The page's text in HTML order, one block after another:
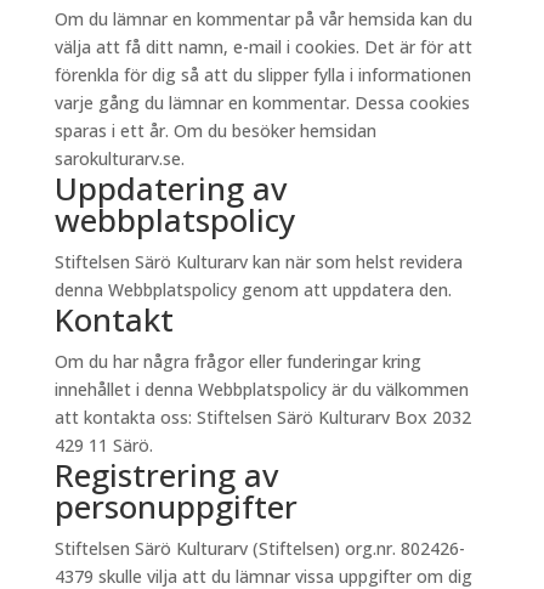
Om du lämnar en kommentar på vår hemsida kan du
välja att få ditt namn, e-mail i cookies. Det är för att
förenkla för dig så att du slipper fylla i informationen
varje gång du lämnar en kommentar. Dessa cookies
sparas i ett år. Om du besöker hemsidan
sarokulturarv.se.
Uppdatering av
webbplatspolicy
Stiftelsen Särö Kulturarv kan när som helst revidera
denna Webbplatspolicy genom att uppdatera den.
Kontakt
Om du har några frågor eller funderingar kring
innehållet i denna Webbplatspolicy är du välkommen
att kontakta oss: Stiftelsen Särö Kulturarv Box 2032
429 11 Särö.
Registrering av
personuppgifter
Stiftelsen Särö Kulturarv (Stiftelsen) org.nr. 802426-
4379 skulle vilja att du lämnar vissa uppgifter om dig